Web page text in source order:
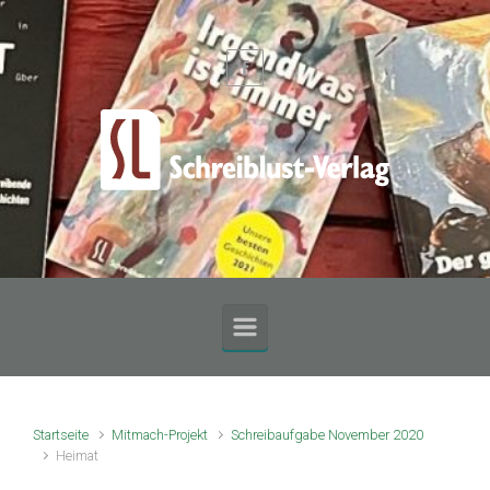
Zum Hauptinhalt springen
Startseite Mitmach-Projekt
Schreibaufgabe November 2020
Heimat